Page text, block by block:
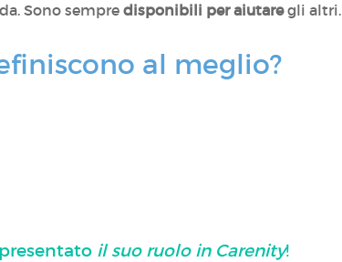
Sono sempredisponibili per aiutaregli altri.
al meglio?
il suo ruolo in Carenity!